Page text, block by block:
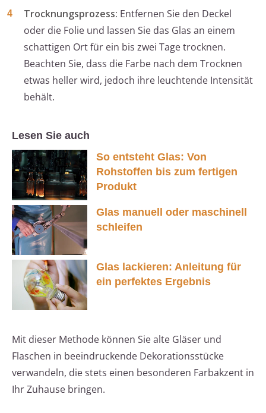
Trocknungsprozess: Entfernen Sie den Deckel
oder die Folie und lassen Sie das Glas an einem
schattigen Ort für ein bis zwei Tage trocknen.
Beachten Sie, dass die Farbe nach dem Trocknen
etwas heller wird, jedoch ihre leuchtende Intensität
behält.
Lesen Sie auch
So entsteht Glas: Von
Rohstoffen bis zum fertigen
Produkt
Glas manuell oder maschinell
schleifen
Glas lackieren: Anleitung für
ein perfektes Ergebnis
Mit dieser Methode können Sie alte Gläser und
Flaschen in beeindruckende Dekorationsstücke
verwandeln, die stets einen besonderen Farbakzent in
Ihr Zuhause bringen.